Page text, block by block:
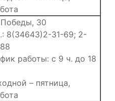
30
8(34643)2-31-69; 2-
работы: с 9 ч. до 18
– пятница,